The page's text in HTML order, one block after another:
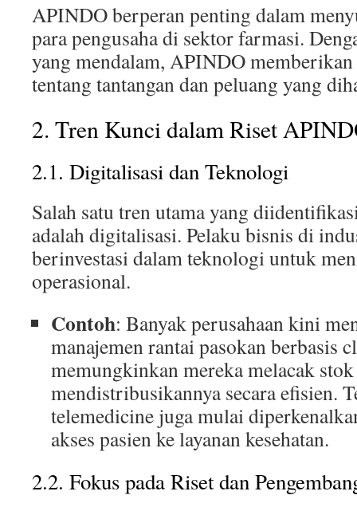
APINDO berperan penting dalam
para pengusaha di sektor farmasi.
yang mendalam, APINDO memberikan
tentang tantangan dan peluang yang
2. Tren Kunci dalam Riset
2.1. Digitalisasi dan Teknologi
Salah satu tren utama yang
adalah digitalisasi. Pelaku bisnis di
berinvestasi dalam teknologi untuk
operasional.
Contoh: Banyak perusahaan kini
manajemen rantai pasokan berbasis
memungkinkan mereka melacak
mendistribusikannya secara efisien.
telemedicine juga mulai
akses pasien ke layanan kesehatan.
2.2. Fokus pada Riset dan